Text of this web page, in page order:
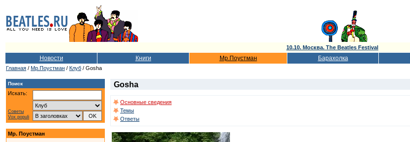
10.10. Москва. The Beatles Festival
Новости Книги Мр.Поустман Барахолка
Главная / Мр.Поустман / Клуб / Gosha
Поиск
Искать:
Советы
Vox populi
Мр. Поустман
Gosha
Основные сведения
Темы
Ответы